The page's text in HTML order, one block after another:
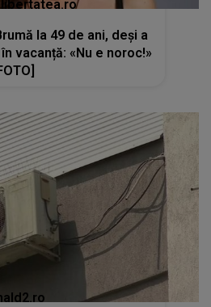
la 49 de ani, deși a
vacanță: «Nu e noroc!»